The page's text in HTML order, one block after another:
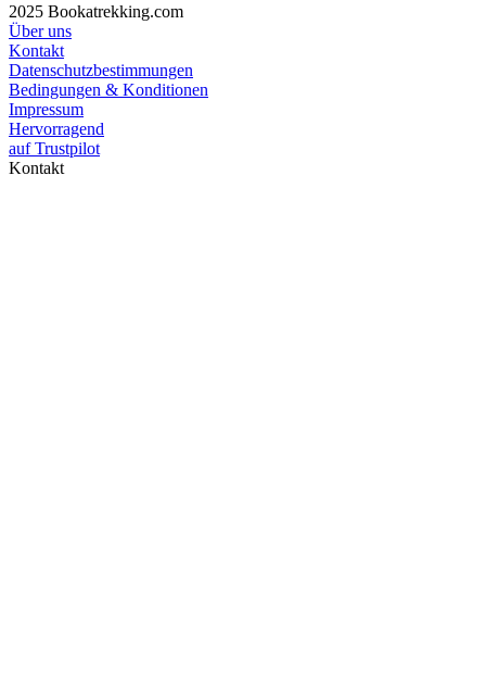
2025 Bookatrekking.com
Über uns
Kontakt
Datenschutzbestimmungen
Bedingungen & Konditionen
Impressum
Hervorragend
auf Trustpilot
Kontakt